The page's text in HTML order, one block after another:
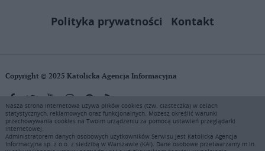
Polityka prywatności
Kontakt
Copyright © 2025 Katolicka Agencja Informacyjna
KAI zastrzega wszelkie prawa do serwisu. Użytkownicy mogą pobierać
i drukować fragmenty zawartości serwisu internetowego www.ekai.pl
wyłącznie do użytku osobistego. Publikacja, rozpowszechnianie
zawartości niniejszego serwisu lub jej sprzedaż (także framing i in.
Nasza strona internetowa używa plików cookies (tzw. ciasteczka) w celach
statystycznych, reklamowych oraz funkcjonalnych. Możesz określić warunki
przechowywania cookies na Twoim urządzeniu za pomocą ustawień przeglądarki
internetowej.
Administratorem danych osobowych użytkowników Serwisu jest Katolicka Agencja
Informacyjna sp. z o.o. z siedzibą w Warszawie (KAI). Dane osobowe przetwarzamy m.in.